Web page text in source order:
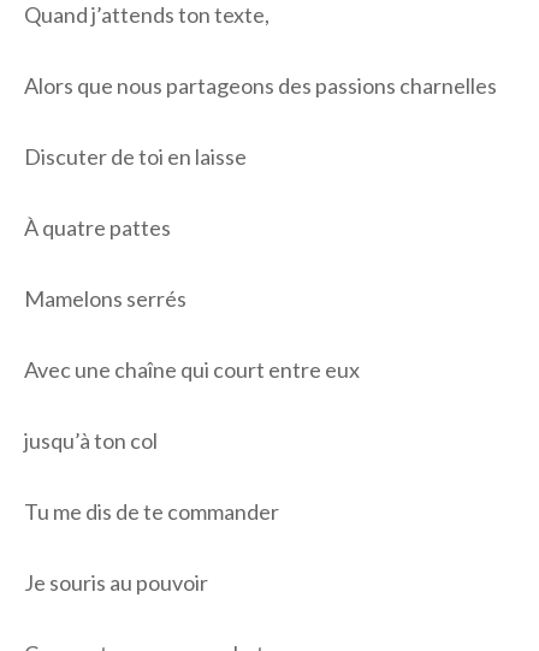
Quand j’attends ton texte,
Alors que nous partageons des passions charnelles
Discuter de toi en laisse
À quatre pattes
Mamelons serrés
Avec une chaîne qui court entre eux
jusqu’à ton col
Tu me dis de te commander
Je souris au pouvoir